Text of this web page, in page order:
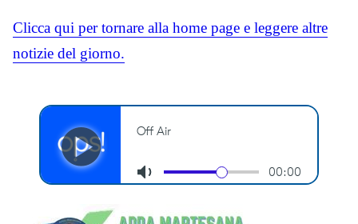
Clicca qui per tornare alla home page e leggere altre
notizie del giorno.